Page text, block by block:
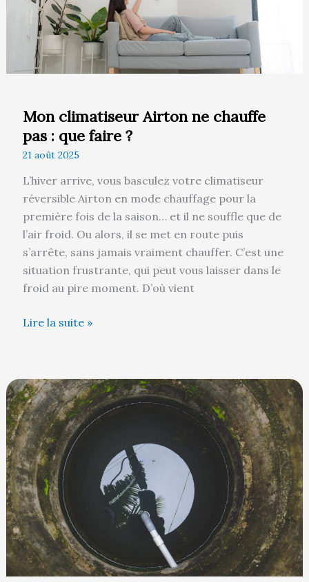
Mon climatiseur Airton ne chauffe
pas : que faire ?
21 août 2025
L’hiver arrive, vous basculez votre climatiseur
réversible Airton en mode chauffage pour la
première fois de la saison… et il ne souffle que de
l’air froid. Ou alors, il se met en route puis
s’arrête, sans jamais vraiment chauffer. C’est une
situation frustrante, qui peut vous laisser dans le
froid au pire moment. D’où vient
que
faire
Lire la suite »
Une
ancienne
fosse
septique
sous
la
maison
:
que
faire
?